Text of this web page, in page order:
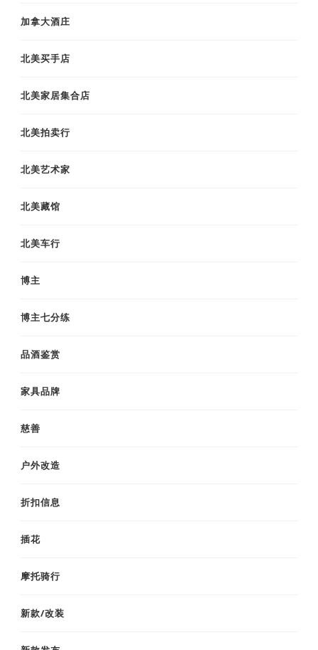
加拿大酒庄
北美买手店
北美家居集合店
北美拍卖行
北美艺术家
北美藏馆
北美车行
博主
博主七分练
品酒鉴赏
家具品牌
慈善
户外改造
折扣信息
插花
摩托骑行
新款/改装